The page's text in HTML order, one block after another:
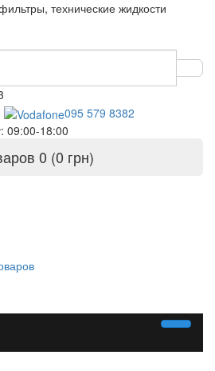
технические жидкости
095 579 8382
09:00-18:00
0 (0 грн)